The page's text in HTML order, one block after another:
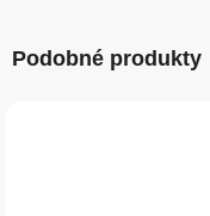
Podobné produkty